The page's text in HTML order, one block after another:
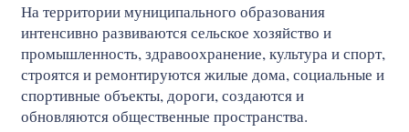
На территории муниципального образования
интенсивно развиваются сельское хозяйство и
промышленность, здравоохранение, культура и спорт,
строятся и ремонтируются жилые дома, социальные и
спортивные объекты, дороги, создаются и
обновляются общественные пространства.